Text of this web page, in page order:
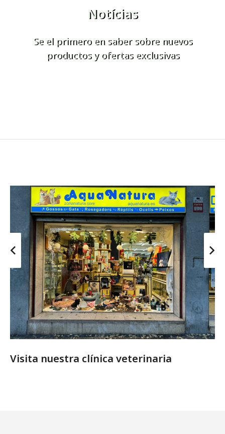
Notícias
Se el primero en saber sobre nuevos
productos y ofertas exclusivas
Visita nuestra clínica veterinaria